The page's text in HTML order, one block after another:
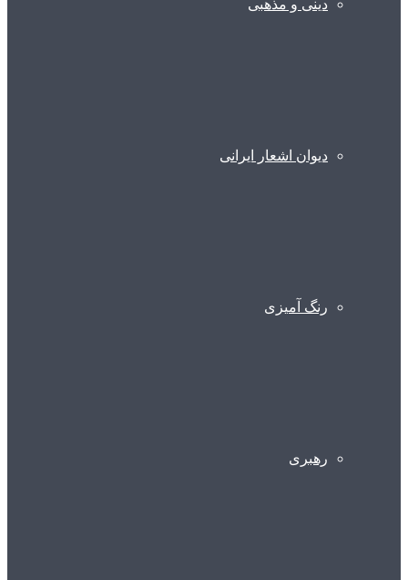
دینی و مذهبی
دیوان اشعار ایرانی
رنگ آمیزی
رهبری